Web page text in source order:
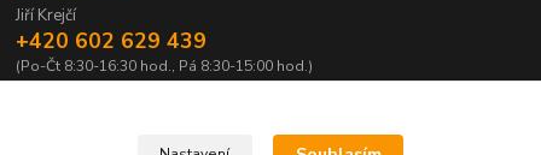
Jiří Krejčí
+420 602 629 439
(Po-Čt 8:30-16:30 hod., Pá 8:30-15:00 hod.)